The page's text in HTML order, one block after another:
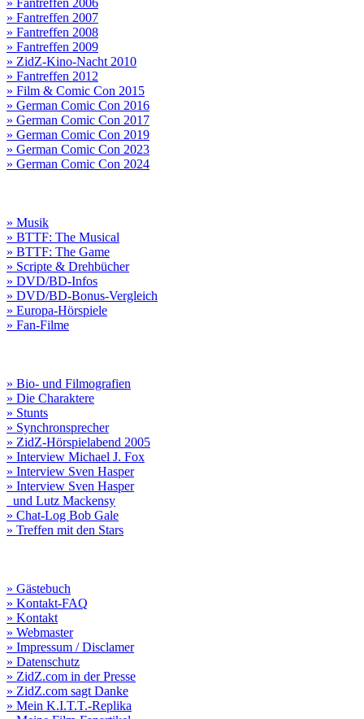
» Fantreffen 2006
» Fantreffen 2007
» Fantreffen 2008
» Fantreffen 2009
» ZidZ-Kino-Nacht 2010
» Fantreffen 2012
» Film & Comic Con 2015
» German Comic Con 2016
» German Comic Con 2017
» German Comic Con 2019
» German Comic Con 2023
» German Comic Con 2024
» Musik
» BTTF: The Musical
» BTTF: The Game
» Scripte & Drehbücher
» DVD/BD-Infos
» DVD/BD-Bonus-Vergleich
» Europa-Hörspiele
» Fan-Filme
» Bio- und Filmografien
» Die Charaktere
» Stunts
» Synchronsprecher
» ZidZ-Hörspielabend 2005
» Interview Michael J. Fox
» Interview Sven Hasper
» Interview Sven Hasper
und Lutz Mackensy
» Chat-Log Bob Gale
» Treffen mit den Stars
» Gästebuch
» Kontakt-FAQ
» Kontakt
» Webmaster
» Impressum / Disclamer
» Datenschutz
» ZidZ.com in der Presse
» ZidZ.com sagt Danke
» Mein K.I.T.T.-Replika